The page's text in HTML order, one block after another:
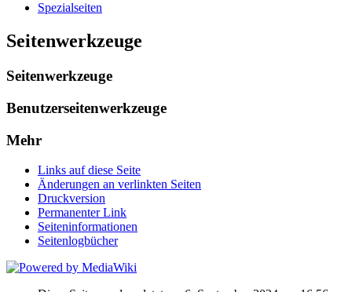
Spezialseiten
Seitenwerkzeuge
Seitenwerkzeuge
Benutzerseitenwerkzeuge
Mehr
Links auf diese Seite
Änderungen an verlinkten Seiten
Druckversion
Permanenter Link
Seiten­informationen
Seitenlogbücher